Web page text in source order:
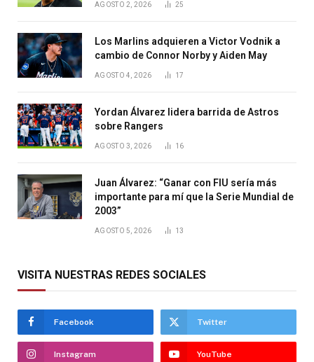
AGOSTO 2, 2026 25
Los Marlins adquieren a Victor Vodnik a
cambio de Connor Norby y Aiden May
AGOSTO 4, 2026 17
Yordan Álvarez lidera barrida de Astros
sobre Rangers
AGOSTO 3, 2026 16
Juan Álvarez: “Ganar con FIU sería más
importante para mí que la Serie Mundial de
2003”
AGOSTO 5, 2026 13
VISITA NUESTRAS REDES SOCIALES
Facebook Twitter
Instagram YouTube